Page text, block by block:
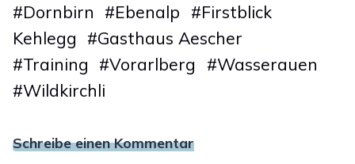
#Dornbirn #Ebenalp #Firstblick
Kehlegg
#Gasthaus Aescher
#Training #Vorarlberg #Wasserauen
#Wildkirchli
Schreibe einen Kommentar